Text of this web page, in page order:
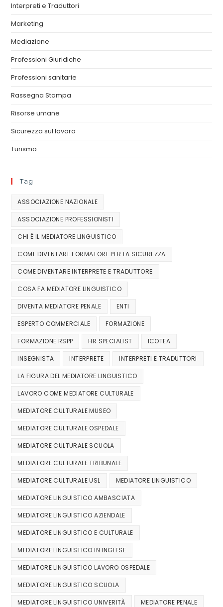
Interpreti e Traduttori
Marketing
Mediazione
Professioni Giuridiche
Professioni sanitarie
Rassegna Stampa
Risorse umane
Sicurezza sul lavoro
Turismo
Tag
ASSOCIAZIONE NAZIONALE
ASSOCIAZIONE PROFESSIONISTI
CHI È IL MEDIATORE LINGUISTICO
COME DIVENTARE FORMATORE PER LA SICUREZZA
COME DIVENTARE INTERPRETE E TRADUTTORE
COSA FA MEDIATORE LINGUISTICO
DIVENTA MEDIATORE PENALE ENTI
ESPERTO COMMERCIALE FORMAZIONE
FORMAZIONE RSPP HR SPECIALIST ICOTEA
INSEGNISTA INTERPRETE INTERPRETI E TRADUTTORI
LA FIGURA DEL MEDIATORE LINGUISTICO
LAVORO COME MEDIATORE CULTURALE
MEDIATORE CULTURALE MUSEO
MEDIATORE CULTURALE OSPEDALE
MEDIATORE CULTURALE SCUOLA
MEDIATORE CULTURALE TRIBUNALE
MEDIATORE CULTURALE USL MEDIATORE LINGUISTICO
MEDIATORE LINGUISTICO AMBASCIATA
MEDIATORE LINGUISTICO AZIENDALE
MEDIATORE LINGUISTICO E CULTURALE
MEDIATORE LINGUISTICO IN INGLESE
MEDIATORE LINGUISTICO LAVORO OSPEDALE
MEDIATORE LINGUISTICO SCUOLA
MEDIATORE LINGUISTICO UNIVERITÀ MEDIATORE PENALE